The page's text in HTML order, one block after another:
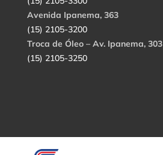
Avenida Ipanema, 363
(15) 2105-3200
Troca de Óleo – Av. Ipanema, 303
(15) 2105-3250